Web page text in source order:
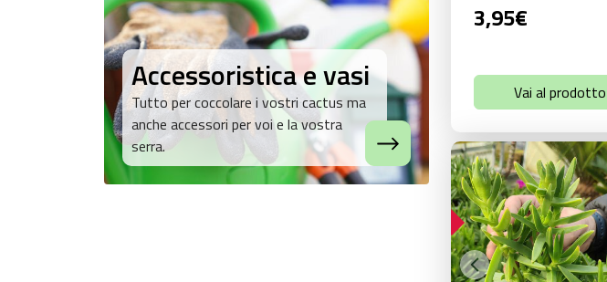
Accessoristica e vasi
Tutto per coccolare i vostri cactus ma
anche accessori per voi e la vostra
serra.
3,95€
Vai al prodotto
IN OFFERTA!